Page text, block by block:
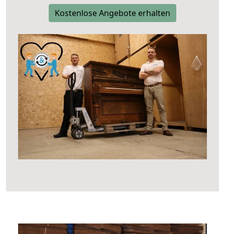
Kostenlose Angebote erhalten